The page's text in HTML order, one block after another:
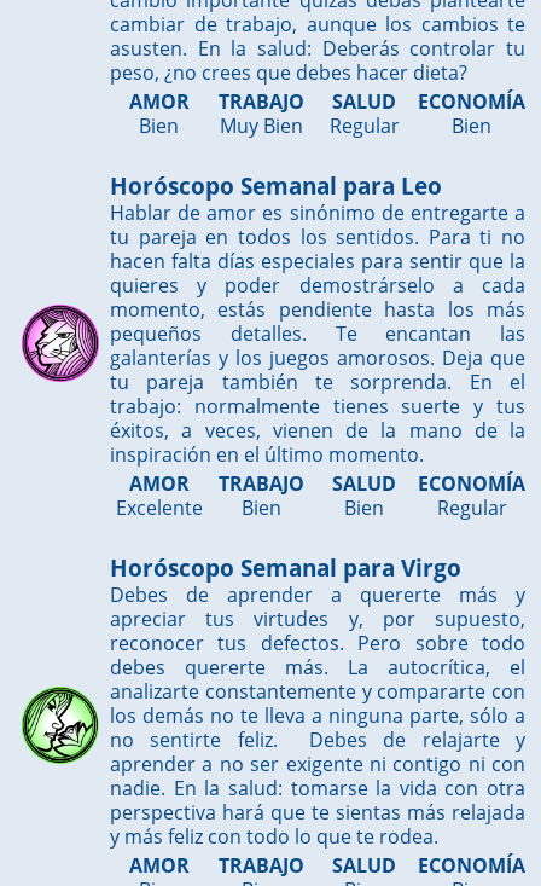
cambiar de trabajo, aunque los cambios te
asusten. En la salud: Deberás controlar tu
peso, ¿no crees que debes hacer dieta?
AMOR
Bien
TRABAJO
Muy Bien
SALUD
Regular
ECONOMÍA
Bien
Horóscopo Semanal para Leo
Hablar de amor es sinónimo de entregarte a
tu pareja en todos los sentidos. Para ti no
hacen falta días especiales para sentir que la
quieres y poder demostrárselo a cada
momento, estás pendiente hasta los más
pequeños detalles. Te encantan las
galanterías y los juegos amorosos. Deja que
tu pareja también te sorprenda. En el
trabajo: normalmente tienes suerte y tus
éxitos, a veces, vienen de la mano de la
inspiración en el último momento.
AMOR
Excelente
TRABAJO
Bien
SALUD
Bien
ECONOMÍA
Regular
Horóscopo Semanal para Virgo
Debes de aprender a quererte más y
apreciar tus virtudes y, por supuesto,
reconocer tus defectos. Pero sobre todo
debes quererte más. La autocrítica, el
analizarte constantemente y compararte con
los demás no te lleva a ninguna parte, sólo a
no sentirte feliz. Debes de relajarte y
aprender a no ser exigente ni contigo ni con
nadie. En la salud: tomarse la vida con otra
perspectiva hará que te sientas más relajada
y más feliz con todo lo que te rodea.
AMOR
TRABAJO
SALUD
ECONOMÍA